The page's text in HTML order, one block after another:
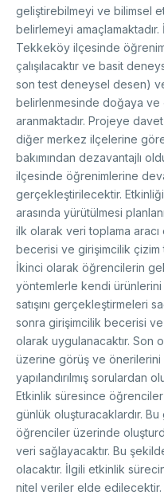
Financial
TÜBİTAK in numbers
Service Inventories
Corporate Identity
Field Based
Determination of
STI Statistics
STI Manuals
BTYK (Mülga)
Archive
EU Framework
About Us
Announcement
Patents
Awards
Award Recipients in
Artificial Intelligence
Artificial Intelligence
Guideline on Generative
FUNDS
Academic
International Support
National Support
Industrial
National Support
International Support
Science & Society
National Support
International Programmes
Scientific Events
Event Participation Funds
International Support
International
Bilateral Cooperation
Multilateral Cooperation
EU Framework
SCHOLARSHIPS
Degree / Associate
Mentoring Support
Scholarship Programs
Support Programs
Postgraduate
Education Scholarship
Research Scholarship
Postdoctoral
geliştirebilmeyi ve bilimsel
belirlemeyi
Tekkeköy ilçesinde
çalışılacaktır ve basit
son test deneysel desen)
belirlenmesinde doğaya ve
aranmaktadır. Projeye davet
diğer merkez ilçelerine göre
bakımından dezavantajlı
ilçesinde öğrenimlerine
gerçekleştirilecektir.
arasında yürütülmesi
ilk olarak veri toplama aracı
becerisi ve girişimcilik çizim
İkinci olarak öğrencilerin
yöntemlerle kendi
satışını gerçekleştirmeleri
sonra girişimcilik becerisi
olarak uygulanacaktır. Son
üzerine görüş ve önerilerini
yapılandırılmış sorulardan
Etkinlik süresince
günlük oluşturacaklardır.
öğrenciler üzerinde
veri sağlayacaktır. Bu
olacaktır. İlgili etkinlik
nitel veriler elde